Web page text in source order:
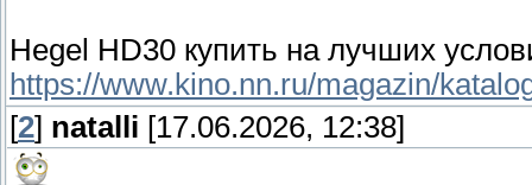
Hegel HD30 купить на лучших
https://www.kino.nn.ru/magazin/
[2] natalli [17.06.2026, 12:38]